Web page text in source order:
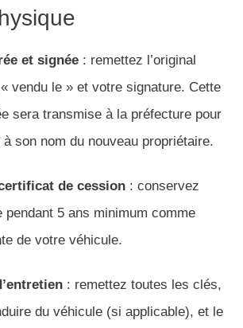
et signée : remettez l’original
vendu le » et votre signature. Cette
sera transmise à la préfecture pour
à son nom du nouveau propriétaire.
de cession : conservez
pendant 5 ans minimum comme
de votre véhicule.
: remettez toutes les clés,
du véhicule (si applicable), et le